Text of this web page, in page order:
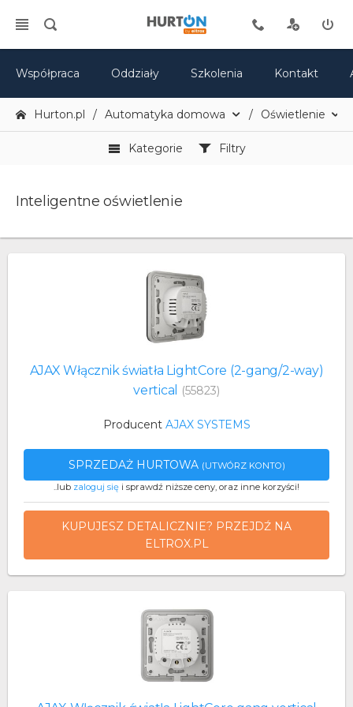
Współpraca Oddziały Szkolenia Kontakt
Hurton.pl Automatyka domowa Oświetlenie
Kategorie Filtry
Inteligentne oświetlenie
AJAX Włącznik światła LightCore (2-gang/2-way)
vertical
(55823)
Producent AJAX SYSTEMS
SPRZEDAŻ HURTOWA (UTWÓRZ KONTO)
..lub zaloguj się i sprawdź niższe ceny, oraz inne korzyści!
KUPUJESZ DETALICZNIE? PRZEJDŹ NA
ELTROX.PL